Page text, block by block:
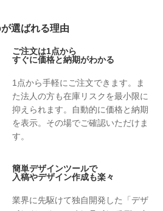
選ばれる理由
ご注文は1点から
すぐに価格と納期がわかる
1点から手軽にご注文できます。ま
た法人の方も在庫リスクを最小限に
抑えられます。自動的に価格と納期
を表示。その場でご確認いただけま
す。
簡単デザインツールで
入稿やデザイン作成も楽々
業界に先駆けて独自開発した「デザ